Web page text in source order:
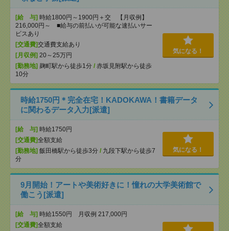
[給 与] 時給1800円～1900円＋交 【月収例】
216,000円～ ■給与の前払いが可能な速払いサー
ビスあり
[交通費]交通費支給あり
[月収例] 20～25万円
[勤務地] 麹町駅から徒歩1分 / 赤坂見附駅から徒歩
10分
気になる！
時給1750円＊完全在宅！KADOKAWA！書籍データ
に関わるデータ入力[派遣]
[給 与] 時給1750円
[交通費]全額支給
[勤務地] 飯田橋駅から徒歩3分 / 九段下駅から徒歩7
分
気になる！
9月開始！アートや美術好きに！憧れの大学美術館で
働こう[派遣]
[給 与] 時給1550円 月収例 217,000円
[交通費]全額支給